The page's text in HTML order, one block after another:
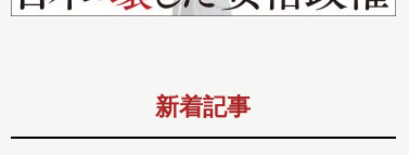
新着記事